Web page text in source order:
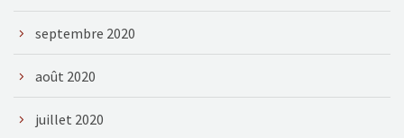
septembre 2020
août 2020
juillet 2020